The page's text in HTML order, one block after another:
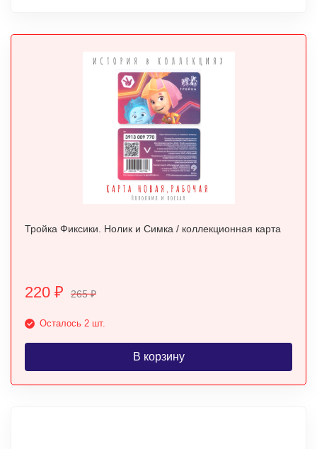
Тройка Фиксики. Нолик и Симка / коллекционная карта
220 ₽ 265₽
Осталось 2 шт.
В корзину